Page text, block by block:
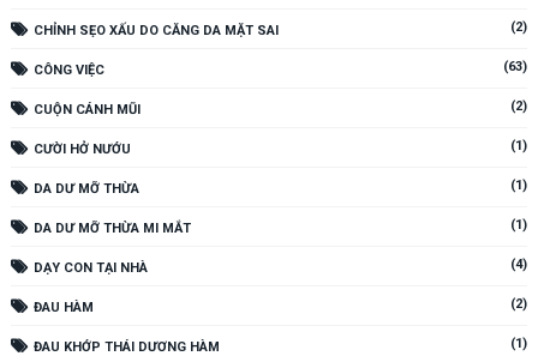
CHỈNH SẸO XẤU DO CĂNG DA MẶT SAI (2)
CÔNG VIỆC (63)
CUỘN CÁNH MŨI (2)
CƯỜI HỞ NƯỚU (1)
DA DƯ MỠ THỪA (1)
DA DƯ MỠ THỪA MI MẮT (1)
DẠY CON TẠI NHÀ (4)
ĐAU HÀM (2)
ĐAU KHỚP THÁI DƯƠNG HÀM (1)